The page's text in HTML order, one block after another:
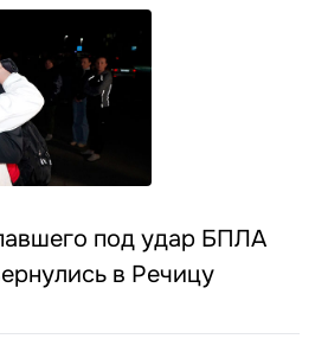
под удар БПЛА
в Речицу